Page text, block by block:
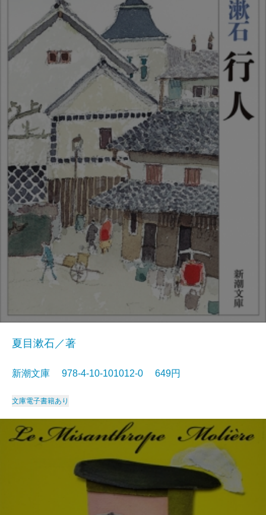
夏目漱石／著
新潮文庫 978-4-10-101012-0 649円
文庫電子書籍あり